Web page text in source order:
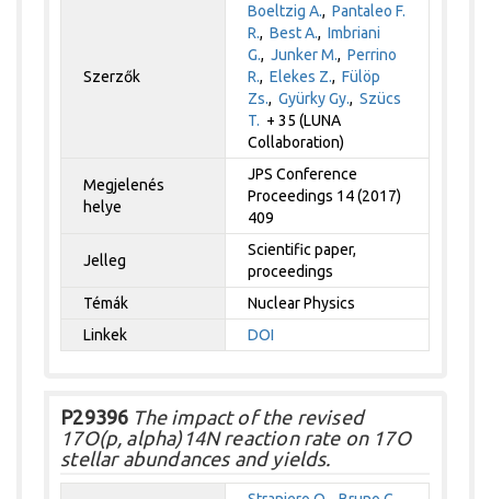
Szerzők
Boeltzig A.,Pantaleo F.
R.,Best A.,Imbriani
G.,Junker M.,Perrino
R.,Elekes Z.,Fülöp
Zs.,Gyürky Gy.,Szücs
T. + 35 (LUNA
Collaboration)
Megjelenés
helye
JPS Conference
Proceedings 14 (2017)
409
Jelleg
Scientific paper,
proceedings
Témák
Nuclear Physics
Linkek
DOI
P29396 The impact of the revised
17O(p, alpha)14N reaction rate on 17O
stellar abundances and yields.